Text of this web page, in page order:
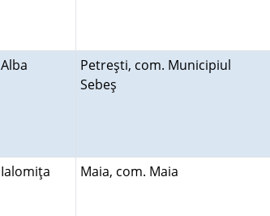
Alba
Petreşti, com. Municipiul
Sebeş
Ialomiţa Maia, com. Maia